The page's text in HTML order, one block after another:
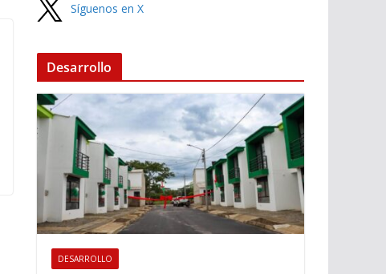
Síguenos en X
Desarrollo
DESARROLLO